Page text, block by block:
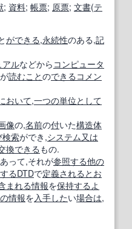
; 資料; 帳票; 原票; 文書(テ
ができる,永続性のある,記
アルなどから コンピュータ
が読むことのできる コメン
おいて,一つの単位として
像の,名前の付いた構造体
検索ができ,システム又は
換できる もの.
って,それが参照する他の
るDTDで定義される とお
まれる情報を保持するよ
情報を入手したい場合は,